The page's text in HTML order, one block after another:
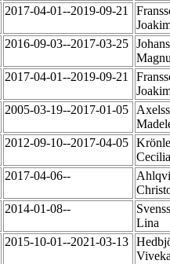
2017-04-01--2019-09-21
2016-09-03--2017-03-25
2017-04-01--2019-09-21
2005-03-19--2017-01-05
2012-09-10--2017-04-05
2017-04-06--
2014-01-08--
Lina
2015-10-01--2021-03-13